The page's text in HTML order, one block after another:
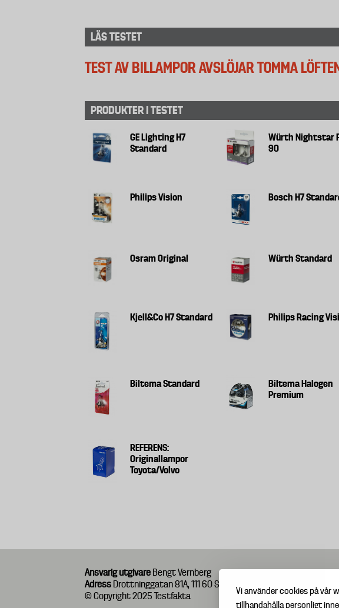
Vi använder cookies på vår
tillhandahålla personligt
LÄS TESTET
TEST AV BILLAMPOR AVSLÖJAR TOMMA
PRODUKTER I TESTET
GE Lighting H7
Standard
Würth Nightstar
90
Philips Vision Bosch H7
Osram Original Würth Standard
Kjell&Co H7 Standard Philips Racing
Biltema Standard
Biltema Halogen
Premium
REFERENS:
Originallampor
Toyota/Volvo
Ansvarig utgivare Bengt Vernberg
Adress Drottninggatan 81A, 111 60 Stockholm
© Copyright 2025 Testfakta